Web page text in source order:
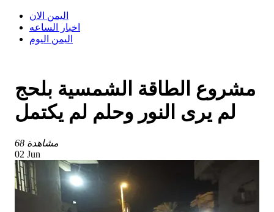
اليمن الان
اخبار الساعه
اليمن اليوم
مشروع الطاقة الشمسية بلحج
لم يرى النور وحلم لم يكتمل
68 مشاهدة
02 Jun